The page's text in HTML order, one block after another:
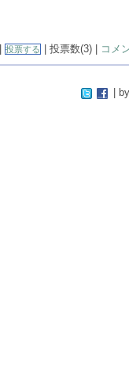
投票する | 投票数(3) | コメ
|